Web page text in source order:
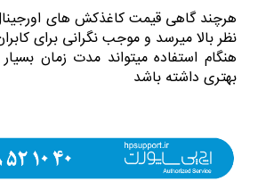
نظر بالا میرسد و موجب نگرانی برای
هنگام استفاده میتواند مدت زمان
بهتری داشته باشد